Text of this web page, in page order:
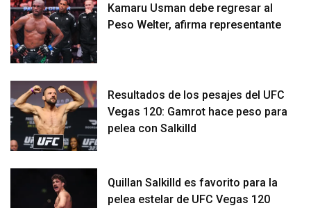
Kamaru Usman debe regresar al
Peso Welter, afirma representante
Resultados de los pesajes del UFC
Vegas 120: Gamrot hace peso para
pelea con Salkilld
Quillan Salkilld es favorito para la
pelea estelar de UFC Vegas 120